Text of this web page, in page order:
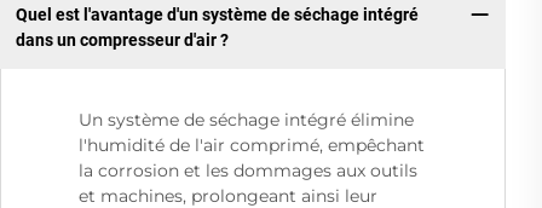
Quel est l'avantage d'un système de séchage intégré
dans un compresseur d'air ?
Un système de séchage intégré élimine
l'humidité de l'air comprimé, empêchant
la corrosion et les dommages aux outils
et machines, prolongeant ainsi leur